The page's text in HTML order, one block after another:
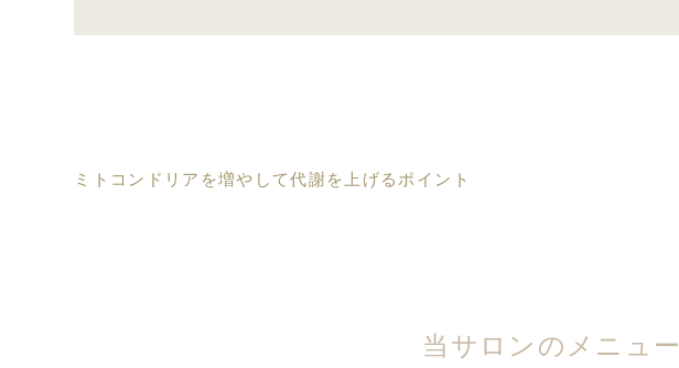
ミトコンドリアを増やして代謝を上げるポイント
当サロンのメニュー